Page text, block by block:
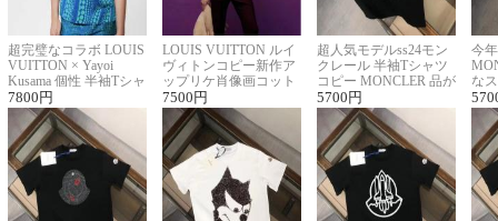
超完璧なコラボ LOUIS
VUITTON × Yayoi
Kusama 個性 半袖Tシャ
ツコピー男女兼用
7800 円
LOUIS VUITTON ルイ
ヴィトンコピー新作ア
ップリケ肖像画コット
ンニット半袖Tシャツ
7500 円
超人気モデルss24モン
クレール 半袖Tシャツ
コピー MONCLER 品が
良く見た目
5700 円
今
な
ル